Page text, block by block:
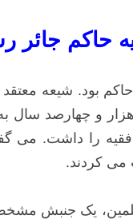
حاکم جائر
بود. شیعه
و چهارصد سال
را داشت. می
می کردند.